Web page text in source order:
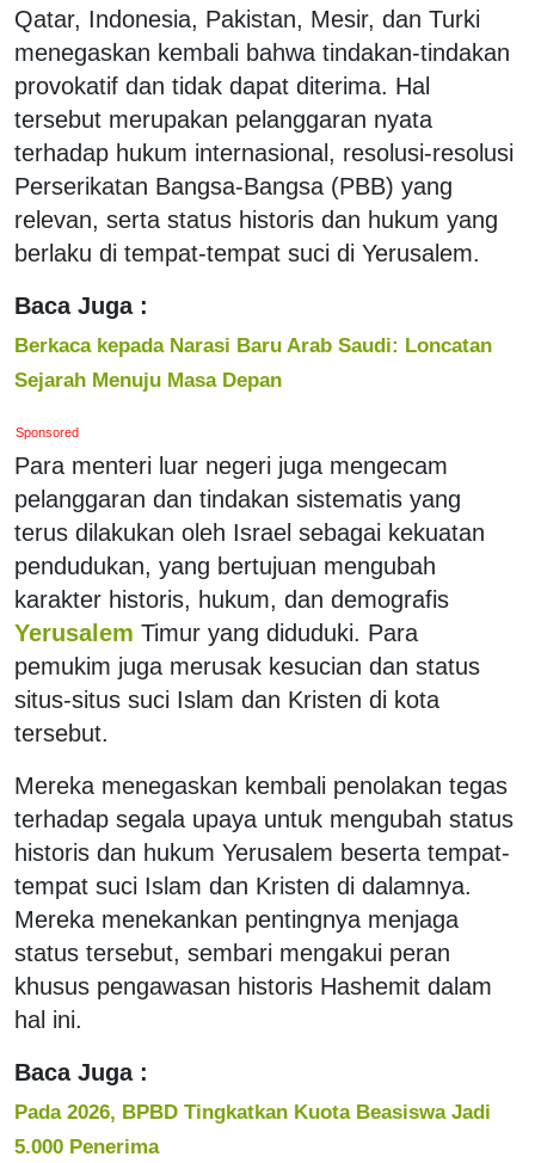
Qatar, Indonesia, Pakistan, Mesir, dan Turki
menegaskan kembali bahwa tindakan-tindakan
provokatif dan tidak dapat diterima. Hal
tersebut merupakan pelanggaran nyata
terhadap hukum internasional, resolusi-resolusi
Perserikatan Bangsa-Bangsa (PBB) yang
relevan, serta status historis dan hukum yang
berlaku di tempat-tempat suci di Yerusalem.
Baca Juga :
Berkaca kepada Narasi Baru Arab Saudi: Loncatan
Sejarah Menuju Masa Depan
Sponsored
Para menteri luar negeri juga mengecam
pelanggaran dan tindakan sistematis yang
terus dilakukan oleh Israel sebagai kekuatan
pendudukan, yang bertujuan mengubah
karakter historis, hukum, dan demografis
Yerusalem Timur yang diduduki. Para
pemukim juga merusak kesucian dan status
situs-situs suci Islam dan Kristen di kota
tersebut.
Mereka menegaskan kembali penolakan tegas
terhadap segala upaya untuk mengubah status
historis dan hukum Yerusalem beserta tempat-
tempat suci Islam dan Kristen di dalamnya.
Mereka menekankan pentingnya menjaga
status tersebut, sembari mengakui peran
khusus pengawasan historis Hashemit dalam
hal ini.
Baca Juga :
Pada 2026, BPBD Tingkatkan Kuota Beasiswa Jadi
5.000 Penerima